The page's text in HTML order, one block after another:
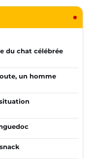
du chat célébrée
un homme